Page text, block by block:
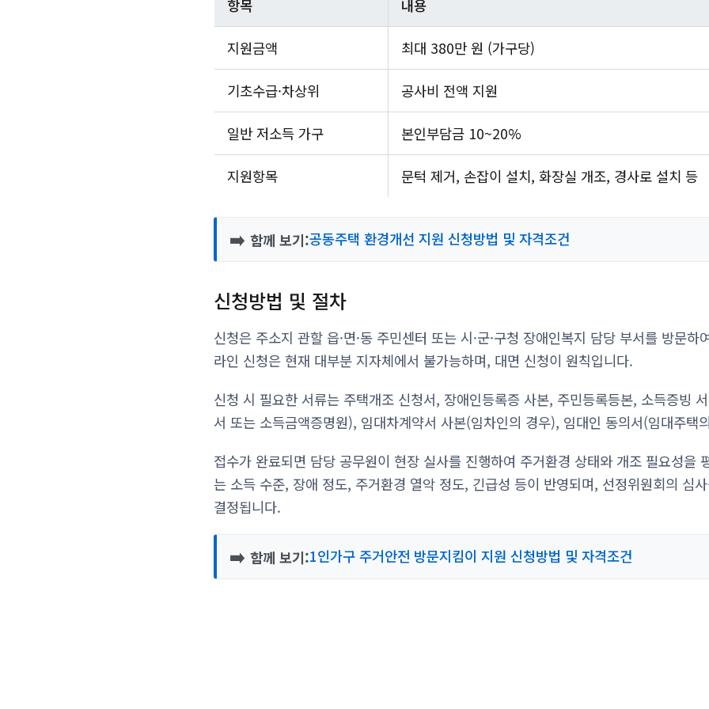
항목 내용
지원금액 최대 380만 원 (가구당)
기초수급·차상위 공사비 전액 지원
일반 저소득 가구 본인부담금 10~20%
지원항목 문턱 제거, 손잡이 설치, 화장실 개조, 경사로 설치 등
➡️ 함께 보기:공동주택 환경개선 지원 신청방법 및 자격조건
신청방법 및 절차
신청은 주소지 관할 읍·면·동 주민센터 또는 시·군·구청 장애인복지 담당 부서를 방문
라인 신청은 현재 대부분 지자체에서 불가능하며, 대면 신청이 원칙입니다.
신청 시 필요한 서류는 주택개조 신청서, 장애인등록증 사본, 주민등록등본, 소득증빙
서 또는 소득금액증명원), 임대차계약서 사본(임차인의 경우), 임대인 동의서(임대주택
접수가 완료되면 담당 공무원이 현장 실사를 진행하여 주거환경 상태와 개조 필요성을
는 소득 수준, 장애 정도, 주거환경 열악 정도, 긴급성 등이 반영되며, 선정위원회의 심
결정됩니다.
➡️ 함께 보기:1인가구 주거안전 방문지킴이 지원 신청방법 및 자격조건